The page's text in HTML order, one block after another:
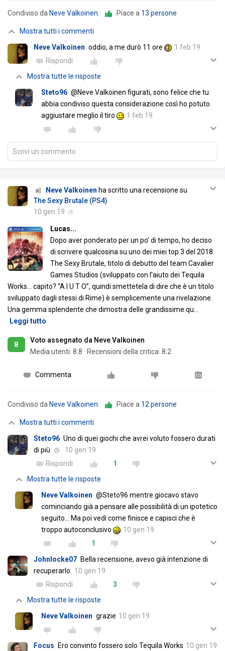
Condiviso da Neve Valkoinen. Piace a 13 persone
Mostra tutti i commenti
Neve Valkoinen oddio, a me durò 11 ore
1 feb 19
Rispondi
Mostra tutte le risposte
Steto96 @Neve Valkoinen figurati, sono felice che tu
abbia condiviso questa considerazione così ho potuto
aggiustare meglio il tiro
1 feb 19
Scrivi un commento
Neve Valkoinen ha scritto una recensione su
The Sexy Brutale (PS4)
10 gen 19
Lucas...
Dopo aver ponderato per un po’ di tempo, ho deciso
di scrivere qualcosina su uno dei miei top 3 del 2018.
The Sexy Brutale, titolo di debutto del team Cavalier
Games Studios (sviluppato con l’aiuto dei Tequila
Works… capito? “A I U T O”, quindi smettetela di dire che è un titolo
sviluppato dagli stessi di Rime) è semplicemente una rivelazione.
Una gemma splendente che dimostra delle grandissime qu…
Leggi tutto
8
Voto assegnato da Neve Valkoinen
Media utenti: 8.8 · Recensioni della critica: 8.2
Commenta
Condiviso da Neve Valkoinen. Piace a 12 persone
Mostra tutti i commenti
Steto96 Uno di quei giochi che avrei voluto fossero durati
di più
10 gen 19
Rispondi
1
Mostra tutte le risposte
Neve Valkoinen @Steto96 mentre giocavo stavo
cominciando già a pensare alle possibilità di un ipotetico
seguito... Ma poi vedi come finisce e capisci che è
troppo autoconclusivo
10 gen 19
1
Johnlocke07 Bella recensione, avevo già intenzione di
recuperarlo. 10 gen 19
Rispondi
3
Mostra tutte le risposte
Neve Valkoinen grazie 10 gen 19
Focus Ero convinto fossero solo Tequila Works 10 gen 19